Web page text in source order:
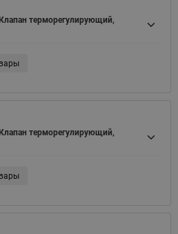
терморегулирующий,
терморегулирующий,